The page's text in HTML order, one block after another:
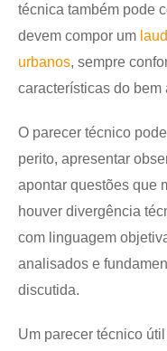
técnica também pode
devem compor um
urbanos, sempre
características do bem
O parecer técnico
perito, apresentar
apontar questões que
houver divergência
com linguagem
analisados e
discutida.
Um parecer técnico